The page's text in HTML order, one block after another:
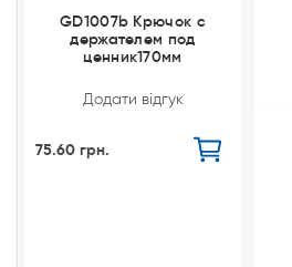
GD1007b Крючок с
держателем под
ценник170мм
Додати відгук
75.60 грн.